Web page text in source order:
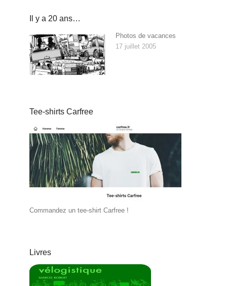
Il y a 20 ans…
Photos de vacances
17 juillet 2005
Tee-shirts Carfree
Commandez un tee-shirt Carfree !
Livres